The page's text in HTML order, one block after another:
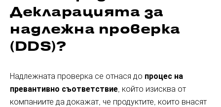
Декларацията за
надлежна проверка
(DDS)?
Надлежната проверка се отнася до процес на
превантивно съответствие , който изисква от
компаниите да докажат, че продуктите, които внасят